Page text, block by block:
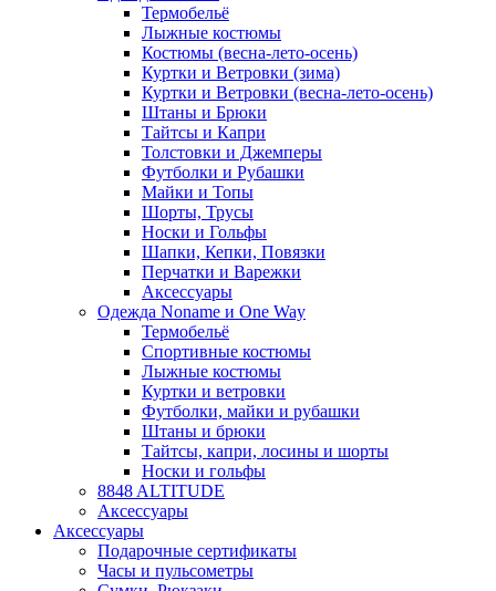
Термобельё
Лыжные костюмы
Костюмы (весна-лето-осень)
Куртки и Ветровки (зима)
Куртки и Ветровки (весна-лето-осень)
Штаны и Брюки
Тайтсы и Капри
Толстовки и Джемперы
Футболки и Рубашки
Майки и Топы
Шорты, Трусы
Носки и Гольфы
Шапки, Кепки, Повязки
Перчатки и Варежки
Аксессуары
Одежда Noname и One Way
Термобельё
Спортивные костюмы
Лыжные костюмы
Куртки и ветровки
Футболки, майки и рубашки
Штаны и брюки
Тайтсы, капри, лосины и шорты
Носки и гольфы
8848 ALTITUDE
Аксессуары
Аксессуары
Подарочные сертификаты
Часы и пульсометры